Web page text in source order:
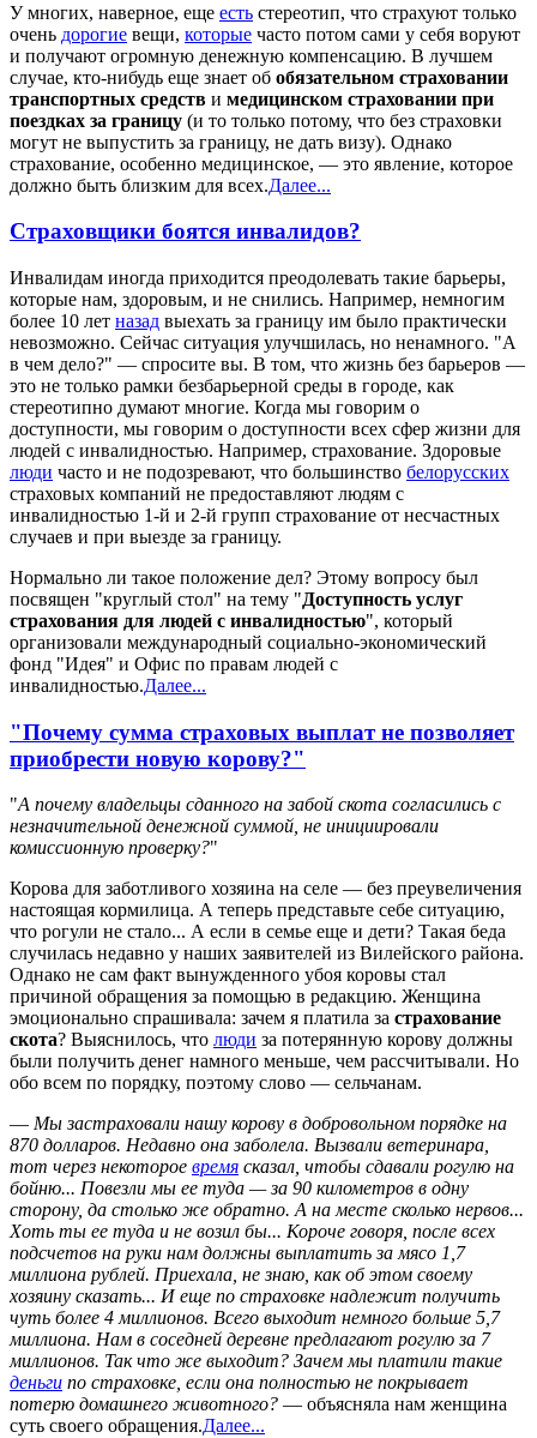
У многих, наверное, еще есть стереотип, что страхуют только
очень дорогие вещи, которые часто потом сами у себя воруют
и получают огромную денежную компенсацию. В лучшем
случае, кто-нибудь еще знает об обязательном страховании
транспортных средств и медицинском страховании при
поездках за границу (и то только потому, что без страховки
могут не выпустить за границу, не дать визу). Однако
страхование, особенно медицинское, — это явление, которое
должно быть близким для всех.Далее...
Страховщики боятся инвалидов?
Инвалидам иногда приходится преодолевать такие барьеры,
которые нам, здоровым, и не снились. Например, немногим
более 10 лет назад выехать за границу им было практически
невозможно. Сейчас ситуация улучшилась, но ненамного. "А
в чем дело?" — спросите вы. В том, что жизнь без барьеров —
это не только рамки безбарьерной среды в городе, как
стереотипно думают многие. Когда мы говорим о
доступности, мы говорим о доступности всех сфер жизни для
людей с инвалидностью. Например, страхование. Здоровые
люди часто и не подозревают, что большинство белорусских
страховых компаний не предоставляют людям с
инвалидностью 1-й и 2-й групп страхование от несчастных
случаев и при выезде за границу.
Нормально ли такое положение дел? Этому вопросу был
посвящен "круглый стол" на тему "Доступность услуг
страхования для людей с инвалидностью", который
организовали международный социально-экономический
фонд "Идея" и Офис по правам людей с
инвалидностью.Далее...
"Почему сумма страховых выплат не позволяет
приобрести новую корову?"
"А почему владельцы сданного на забой скота согласились с
незначительной денежной суммой, не инициировали
комиссионную проверку?"
Корова для заботливого хозяина на селе — без преувеличения
настоящая кормилица. А теперь представьте себе ситуацию,
что рогули не стало... А если в семье еще и дети? Такая беда
случилась недавно у наших заявителей из Вилейского района.
Однако не сам факт вынужденного убоя коровы стал
причиной обращения за помощью в редакцию. Женщина
эмоционально спрашивала: зачем я платила за страхование
скота? Выяснилось, что люди за потерянную корову должны
были получить денег намного меньше, чем рассчитывали. Но
обо всем по порядку, поэтому слово — сельчанам.
— Мы застраховали нашу корову в добровольном порядке на
870 долларов. Недавно она заболела. Вызвали ветеринара,
тот через некоторое время сказал, чтобы сдавали рогулю на
бойню... Повезли мы ее туда — за 90 километров в одну
сторону, да столько же обратно. А на месте сколько нервов...
Хоть ты ее туда и не возил бы... Короче говоря, после всех
подсчетов на руки нам должны выплатить за мясо 1,7
миллиона рублей. Приехала, не знаю, как об этом своему
хозяину сказать... И еще по страховке надлежит получить
чуть более 4 миллионов. Всего выходит немного больше 5,7
миллиона. Нам в соседней деревне предлагают рогулю за 7
миллионов. Так что же выходит? Зачем мы платили такие
деньги по страховке, если она полностью не покрывает
потерю домашнего животного? — объясняла нам женщина
суть своего обращения.Далее...